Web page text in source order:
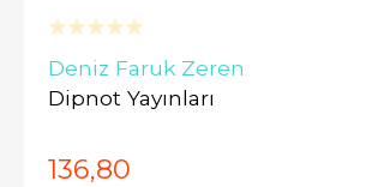
Deniz Faruk Zeren
Dipnot Yayınları
136,80